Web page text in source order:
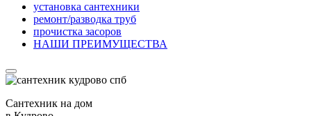
установка сантехники
ремонт/разводка труб
прочистка засоров
НАШИ ПРЕИМУЩЕСТВА
Сантехник на дом